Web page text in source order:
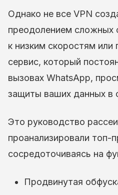
Однако не все VPN
преодолением сложных
к низким скоростям
сервис, который
вызовах WhatsApp,
защиты ваших данных в
Это руководство
проанализировали
сосредоточиваясь на
Продвинутая